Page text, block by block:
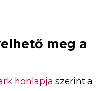
meg a
honlapja szerint a